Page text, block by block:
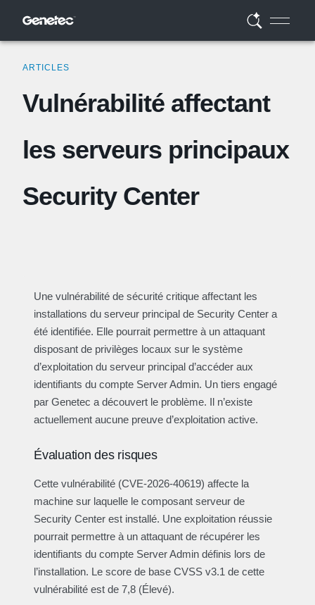
ARTICLES
Vulnérabilité affectant
les serveurs principaux
Security Center
Une vulnérabilité de sécurité critique affectant les
installations du serveur principal de Security Center a
été identifiée. Elle pourrait permettre à un attaquant
disposant de privilèges locaux sur le système
d’exploitation du serveur principal d’accéder aux
identifiants du compte Server Admin. Un tiers engagé
par Genetec a découvert le problème. Il n’existe
actuellement aucune preuve d’exploitation active.
Évaluation des risques
Cette vulnérabilité (CVE-2026-40619) affecte la
machine sur laquelle le composant serveur de
Security Center est installé. Une exploitation réussie
pourrait permettre à un attaquant de récupérer les
identifiants du compte Server Admin définis lors de
l’installation. Le score de base CVSS v3.1 de cette
vulnérabilité est de 7,8 (Élevé).